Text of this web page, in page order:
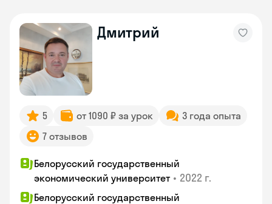
Дмитрий
5 от 1090 ₽ за урок
3 года опыта
7 отзывов
Белорусский государственный
экономический университет • 2022 г.
Белорусский государственный